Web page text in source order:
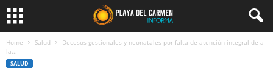
Home Salud
Decesos gestionales y neonatales por falta de atención integral de a
la...
SALUD